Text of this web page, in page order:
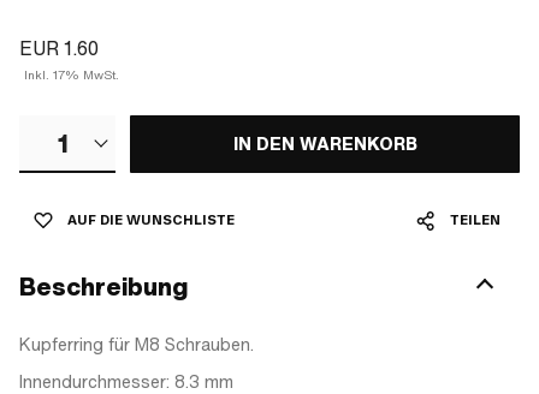
EUR 1.60
Inkl. 17% MwSt.
1 IN DEN WARENKORB
AUF DIE WUNSCHLISTE TEILEN
Beschreibung
Kupferring für M8 Schrauben.
Innendurchmesser: 8.3 mm